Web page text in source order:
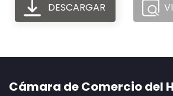
DESCARGAR
Cámara de Comercio del